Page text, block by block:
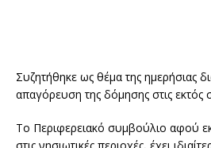
Συζητήθηκε ως θέμα της ημερήσιας
απαγόρευση της δόμησης στις εκτός
Το Περιφερειακό συμβούλιο αφού